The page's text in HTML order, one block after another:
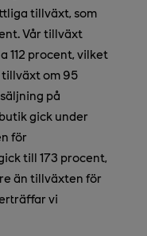
tillväxt, som
Vår tillväxt
112 procent, vilket
tillväxt om 95
på
gick under
för
till 173 procent,
än tillväxten för
vi